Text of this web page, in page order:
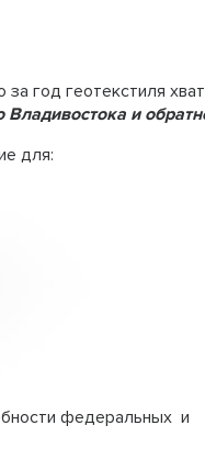
Труба ПЭ ГАЗ
год геотекстиля
и
для:
федеральных и